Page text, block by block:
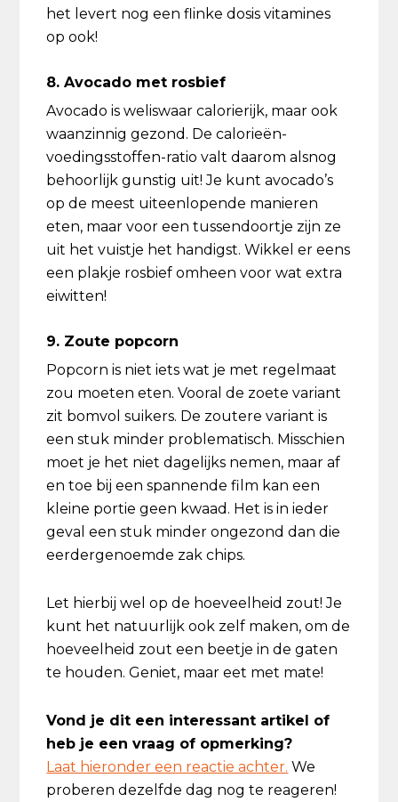
het levert nog een flinke dosis vitamines
op ook!
8. Avocado met rosbief
Avocado is weliswaar calorierijk, maar ook
waanzinnig gezond. De calorieën-
voedingsstoffen-ratio valt daarom alsnog
behoorlijk gunstig uit! Je kunt avocado’s
op de meest uiteenlopende manieren
eten, maar voor een tussendoortje zijn ze
uit het vuistje het handigst. Wikkel er eens
een plakje rosbief omheen voor wat extra
eiwitten!
9. Zoute popcorn
Popcorn is niet iets wat je met regelmaat
zou moeten eten. Vooral de zoete variant
zit bomvol suikers. De zoutere variant is
een stuk minder problematisch. Misschien
moet je het niet dagelijks nemen, maar af
en toe bij een spannende film kan een
kleine portie geen kwaad. Het is in ieder
geval een stuk minder ongezond dan die
eerdergenoemde zak chips.
Let hierbij wel op de hoeveelheid zout! Je
kunt het natuurlijk ook zelf maken, om de
hoeveelheid zout een beetje in de gaten
te houden. Geniet, maar eet met mate!
Vond je dit een interessant artikel of
heb je een vraag of opmerking?
Laat hieronder een reactie achter. We
proberen dezelfde dag nog te reageren!